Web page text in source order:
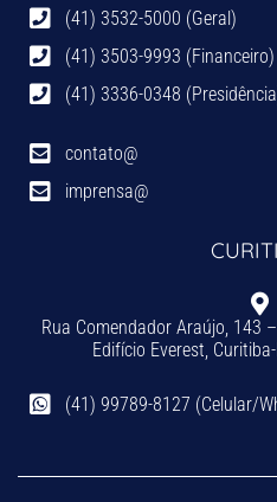
(41) 3532-5000 (Geral)
(41) 3503-9993 (Financeiro)
(41) 3336-0348
contato@
imprensa@
Rua Comendador Araújo, 143
Edifício Everest,
(41) 99789-8127 (Celular/